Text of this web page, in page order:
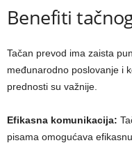
Benefiti
Tačan prevod ima zaista
međunarodno poslovanje i
prednosti su važnije.
Efikasna komunikacija:
pisama omogućava